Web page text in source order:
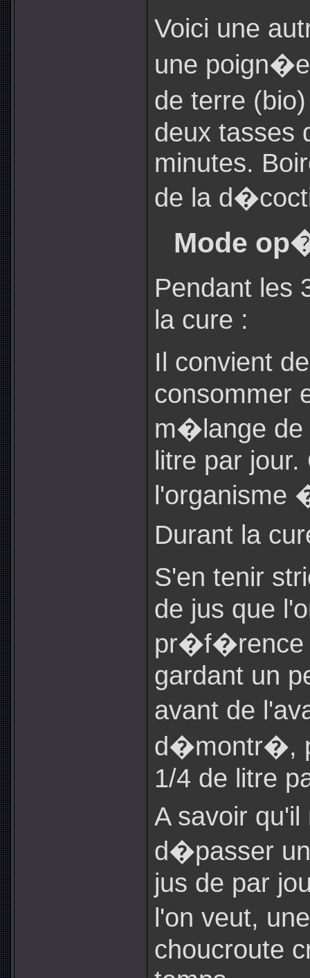
Voici une
une
de terre
deux tasses
minutes.
de la
Mode
Pendant
la cure :
Il convient
consommer
m�lange
litre par jour.
l'organisme
Durant la
S'en tenir
de jus que
pr�f�rence
gardant un
avant de
d�montr�,
1/4 de litre
A savoir
d�passer
jus de par
l'on veut,
choucroute